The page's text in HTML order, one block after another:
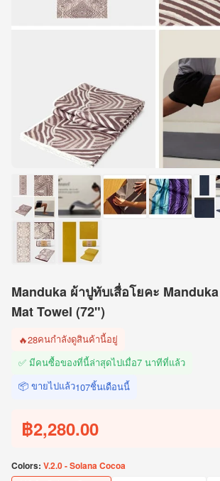
Manduka ผ้าปูทับเสื่อโยคะ
Mat Towel (72")
🔥28คนกำลังดูสินค้านี้อยู่
✅ มีคนซื้อของที่นี้ล่าสุดไปเมื่อ7 นาทีที่แล้ว
📦 ขายไปแล้ว107ชิ้นเดือนนี้
฿2,280.00
Colors: V.2.0 - Solana Cocoa